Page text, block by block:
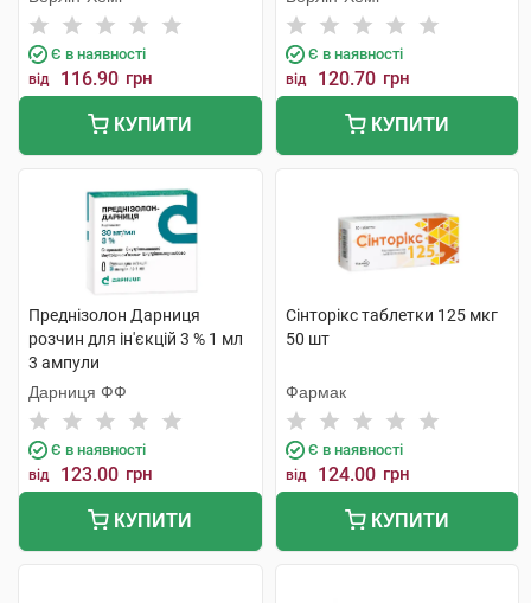
Є в наявності
від 116.90 грн
КУПИТИ
Є в наявності
від 120.70 грн
КУПИТИ
Преднізолон Дарниця
розчин для ін'єкцій 3 % 1 мл
3 ампули
Дарниця ФФ
Є в наявності
від 123.00 грн
КУПИТИ
Сінторікс таблетки 125 мкг
50 шт
Фармак
Є в наявності
від 124.00 грн
КУПИТИ